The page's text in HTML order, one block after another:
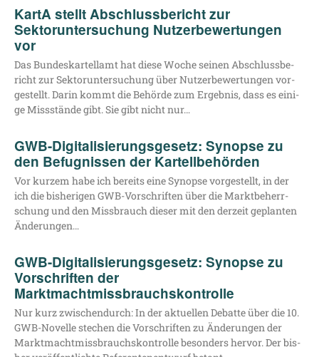
KartA stellt Abschlussbericht zur
Sektoruntersuchung Nutzerbewertungen
vor
Das Bun­des­kar­tell­amt hat die­se Woche sei­nen Abschluss­be­
richt zur Sek­tor­un­ter­su­chung über Nut­zer­be­wer­tun­gen vor­
ge­stellt. Dar­in kommt die Behör­de zum Ergeb­nis, dass es eini­
ge Miss­stän­de gibt. Sie gibt nicht nur…
GWB-Digitalisierungsgesetz: Synopse zu
den Befugnissen der Kartellbehörden
Vor kur­zem habe ich bereits eine Syn­op­se vor­ge­stellt, in der
ich die bis­he­ri­gen GWB-Vor­­­schrif­­ten über die Markt­be­herr­
schung und den Miss­brauch die­ser mit den der­zeit geplan­ten
Änderungen…
GWB-Digitalisierungsgesetz: Synopse zu
Vorschriften der
Marktmachtmissbrauchskontrolle
Nur kurz zwi­schen­durch: In der aktu­el­len Debat­te über die 10.
GWB-Novel­­le ste­chen die Vor­schrif­ten zu Ände­run­gen der
Markt­macht­miss­brauchs­kon­trol­le beson­ders her­vor. Der bis­